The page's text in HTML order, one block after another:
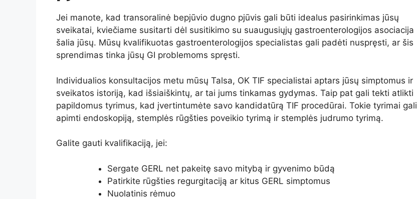
Jei manote, kad transoralinė bepjūvio dugno pjūvis gali būti idealus pasirinkimas jūsų
sveikatai, kviečiame susitarti dėl susitikimo su suaugusiųjų gastroenterologijos asociacija
šalia jūsų. Mūsų kvalifikuotas gastroenterologijos specialistas gali padėti nuspręsti, ar šis
sprendimas tinka jūsų GI problemoms spręsti.
Individualios konsultacijos metu mūsų Talsa, OK TIF specialistai aptars jūsų simptomus ir
sveikatos istoriją, kad išsiaiškintų, ar tai jums tinkamas gydymas. Taip pat gali tekti atlikti
papildomus tyrimus, kad įvertintumėte savo kandidatūrą TIF procedūrai. Tokie tyrimai gali
apimti endoskopiją, stemplės rūgšties poveikio tyrimą ir stemplės judrumo tyrimą.
Galite gauti kvalifikaciją, jei:
Sergate GERL net pakeitę savo mitybą ir gyvenimo būdą
Patirkite rūgšties regurgitaciją ar kitus GERL simptomus
Nuolatinis rėmuo